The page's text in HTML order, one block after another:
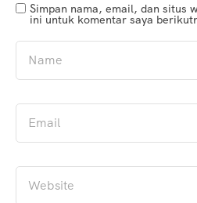
Simpan nama, email, dan situs
ini untuk komentar saya